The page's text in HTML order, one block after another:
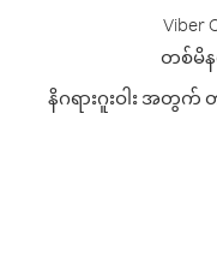
တစ်မိန
နိဂရားဂူးဝါး အတွ